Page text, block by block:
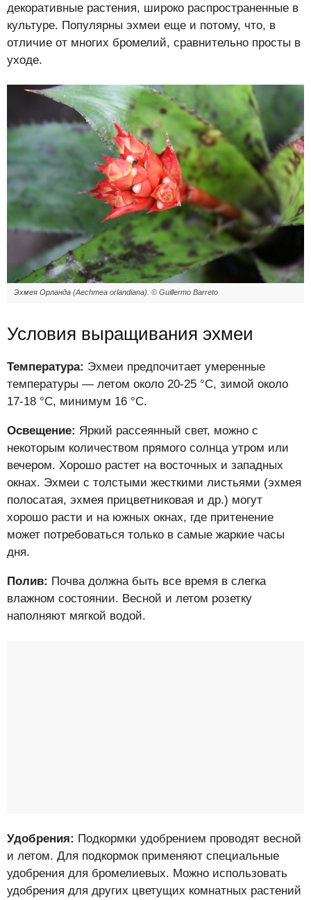
декоративные растения, широко распространенные в
культуре. Популярны эхмеи еще и потому, что, в
отличие от многих бромелий, сравнительно просты в
уходе.
Эхмея Орланда (Aechmea orlandiana). © Guillermo Barreto
Условия выращивания эхмеи
Температура: Эхмеи предпочитает умеренные
температуры — летом около 20-25 °С, зимой около
17-18 °С, минимум 16 °С.
Освещение: Яркий рассеянный свет, можно с
некоторым количеством прямого солнца утром или
вечером. Хорошо растет на восточных и западных
окнах. Эхмеи с толстыми жесткими листьями (эхмея
полосатая, эхмея прицветниковая и др.) могут
хорошо расти и на южных окнах, где притенение
может потребоваться только в самые жаркие часы
дня.
Полив: Почва должна быть все время в слегка
влажном состоянии. Весной и летом розетку
наполняют мягкой водой.
Удобрения: Подкормки удобрением проводят весной
и летом. Для подкормок применяют специальные
удобрения для бромелиевых. Можно использовать
удобрения для других цветущих комнатных растений